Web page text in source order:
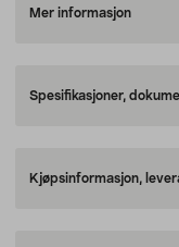
Mer informasjon
Spesifikasjoner,
Kjøpsinformasjon,